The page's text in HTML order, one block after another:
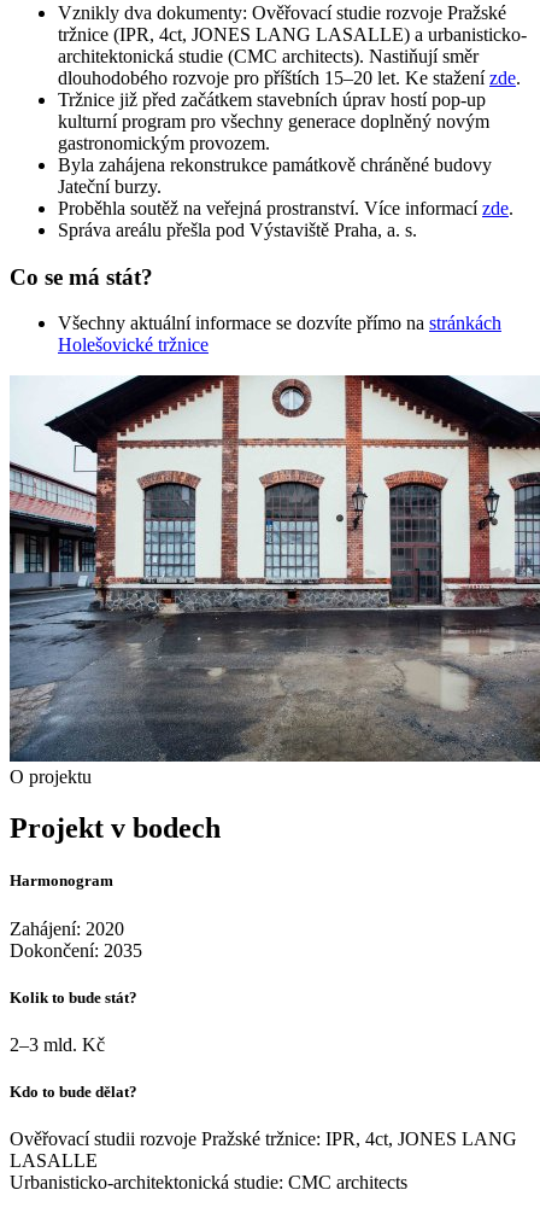
Vznikly dva dokumenty: Ověřovací studie rozvoje Pražské
tržnice (IPR, 4ct, JONES LANG LASALLE) a urbanisticko-
architektonická studie (CMC architects). Nastiňují směr
dlouhodobého rozvoje pro příštích 15–20 let. Ke staženízde.
Tržnice již před začátkem stavebních úprav hostí pop-up
kulturní program pro všechny generace doplněný novým
gastronomickým provozem.
Byla zahájena rekonstrukce památkově chráněné budovy
Jateční burzy.
Proběhla soutěž na veřejná prostranství. Více informacízde.
Správa areálu přešla pod Výstaviště Praha, a. s.
Co se má stát?
Všechny aktuální informace se dozvíte přímo na stránkách
Holešovické tržnice
O projektu
Projekt v bodech
Harmonogram
Zahájení: 2020
Dokončení: 2035
Kolik to bude stát?
2–3 mld. Kč
Kdo to bude dělat?
Ověřovací studii rozvoje Pražské tržnice: IPR, 4ct, JONES LANG
LASALLE
Urbanisticko-architektonická studie: CMC architects